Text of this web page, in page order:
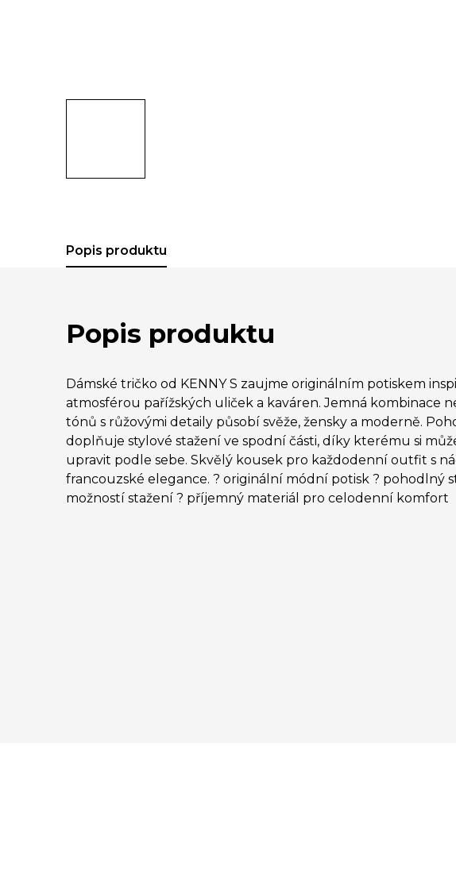
Popis produktu
Popis produktu
Dámské tričko od KENNY S zaujme originálním potiskem
atmosférou pařížských uliček a kaváren. Jemná kombinace
tónů s růžovými detaily působí svěže, žensky a moderně.
doplňuje stylové stažení ve spodní části, díky kterému si
upravit podle sebe. Skvělý kousek pro každodenní outfit s
francouzské elegance. ? originální módní potisk ? pohodlný
možností stažení ? příjemný materiál pro celodenní komfort